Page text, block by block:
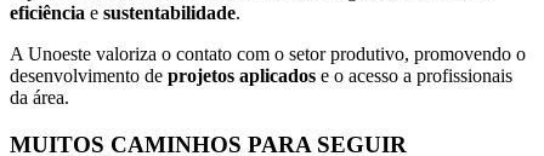
eficiência e sustentabilidade.
A Unoeste valoriza o contato com o setor produtivo, promovendo o
desenvolvimento de projetos aplicados e o acesso a profissionais
da área.
MUITOS CAMINHOS PARA SEGUIR